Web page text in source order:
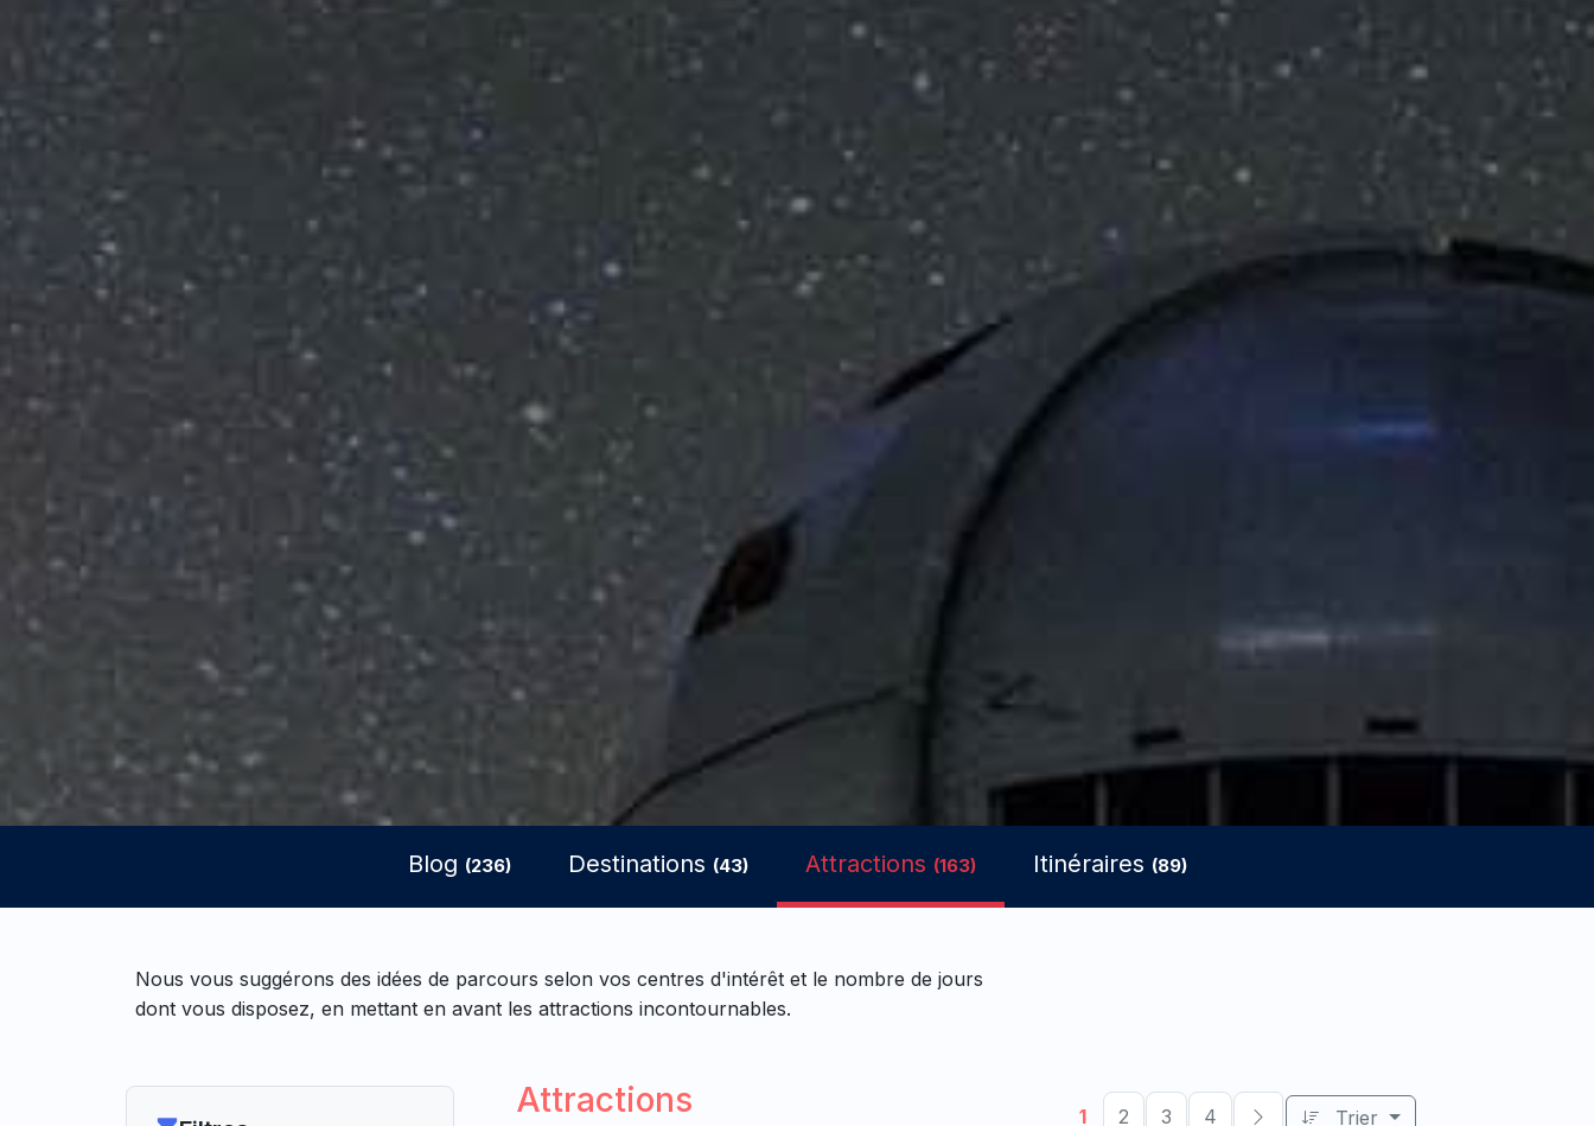
Blog (236) Destinations (43) Attractions (163) Itinéraires (89)
Nous vous suggérons des idées de parcours selon vos centres d'intérêt et le nombre de jours
dont vous disposez, en mettant en avant les attractions incontournables.
Attractions 1 2 3 4 Trier